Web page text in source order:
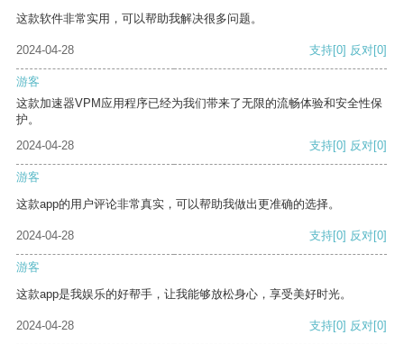
这款软件非常实用，可以帮助我解决很多问题。
2024-04-28 支持[0] 反对[0]
游客
这款加速器VPM应用程序已经为我们带来了无限的流畅体验和安全性保
护。
2024-04-28
支持[0] 反对[0]
游客
这款app的用户评论非常真实，可以帮助我做出更准确的选择。
2024-04-28 支持[0] 反对[0]
游客
这款app是我娱乐的好帮手，让我能够放松身心，享受美好时光。
2024-04-28 支持[0] 反对[0]